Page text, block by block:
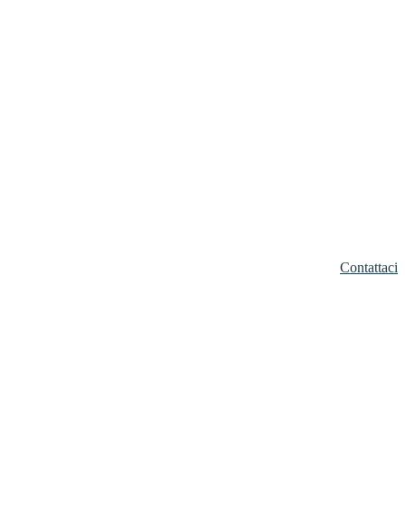
Contattaci